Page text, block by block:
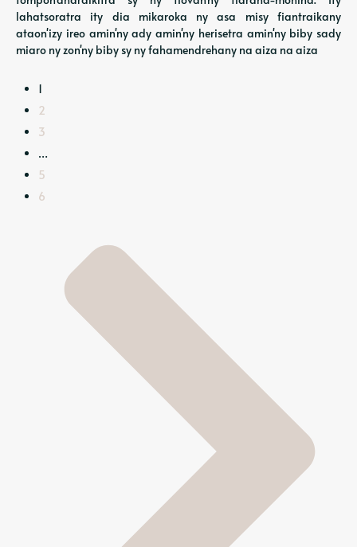
lahatsoratra ity dia mikaroka ny asa misy fiantraikany
ataon'izy ireo amin'ny ady amin'ny herisetra amin'ny biby sady
miaro ny zon'ny biby sy ny fahamendrehany na aiza na aiza
1
2
3
…
5
6